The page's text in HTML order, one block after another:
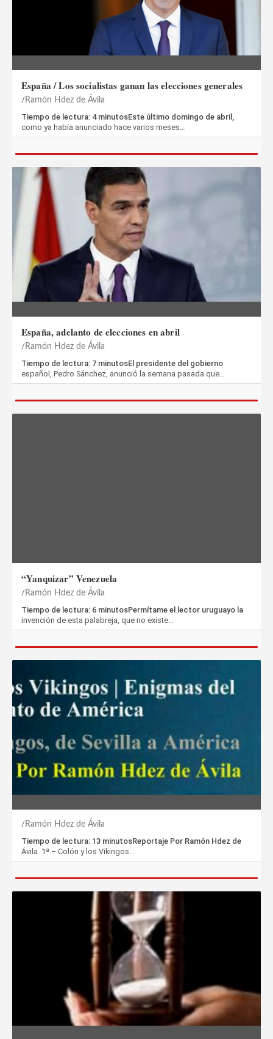
España / Los socialistas ganan las elecciones generales
Ramón Hdez de Ávila
Tiempo de lectura: 4 minutosEste último domingo de abril,
como ya había anunciado hace varios meses…
España, adelanto de elecciones en abril
Ramón Hdez de Ávila
Tiempo de lectura: 7 minutosEl presidente del gobierno
español, Pedro Sánchez, anunció la semana pasada que…
“Yanquizar” Venezuela
Ramón Hdez de Ávila
Tiempo de lectura: 6 minutosPermítame el lector uruguayo la
invención de esta palabreja, que no existe…
Ramón Hdez de Ávila
Tiempo de lectura: 13 minutosReportaje Por Ramón Hdez de
Ávila 1ª – Colón y los Vikingos…